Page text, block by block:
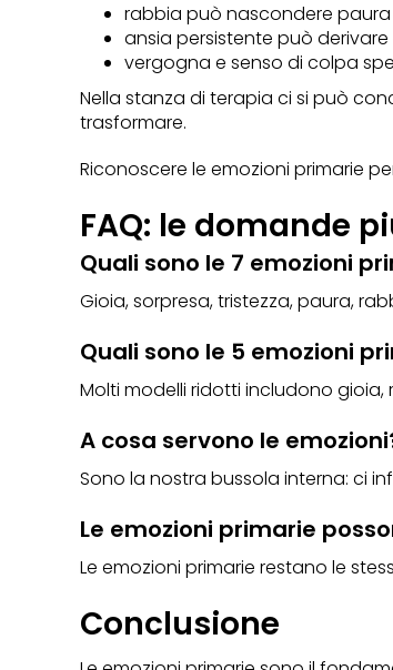
rabbia può nascondere paura
ansia persistente può
vergogna e senso di colpa
Nella stanza di terapia ci si può
trasformare.
Riconoscere le emozioni primarie
FAQ: le domande
Quali sono le 7 emozioni
Gioia, sorpresa, tristezza, paura,
Quali sono le 5 emozioni
Molti modelli ridotti includono gioia,
A cosa servono le
Sono la nostra bussola interna: ci
Le emozioni primarie
Le emozioni primarie restano le
Conclusione